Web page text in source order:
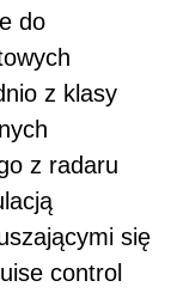
do
z klasy
z radaru
się
control